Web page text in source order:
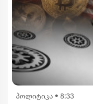
პოლიტიკა • 8:33